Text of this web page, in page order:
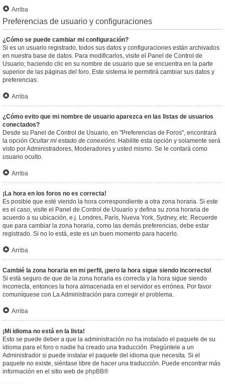
Arriba
Preferencias de usuario y configuraciones
¿Cómo se puede cambiar mi configuración?
Si es un usuario registrado, todos sus datos y configuraciones están archivados
en nuestra base de datos. Para modificarlos, visite el Panel de Control de
Usuario; haciendo clic en su nombre de usuario que se encuentra en la parte
superior de las páginas del foro. Este sistema le permitirá cambiar sus datos y
preferencias.
Arriba
¿Cómo evito que mi nombre de usuario aparezca en las listas de usuarios
conectados?
Desde su Panel de Control de Usuario, en "Preferencias de Foros", encontrará
la opción Ocultar mi estado de conexións. Habilite esta opción y solamente será
visto por Administradores, Moderadores y usted mismo. Se le contará como
usuario oculto.
Arriba
¡La hora en los foros no es correcta!
Es posible que esté viendo la hora correspondiente a otra zona horaria. Si este
es el caso, visite el Panel de Control de Usuario y defina su zona horaria de
acuerdo a su ubicación, e.j. Londres, París, Nueva York, Sydney, etc. Recuerde
que para cambiar la zona horaria, como las demás preferencias, debe estar
registrado. Si no lo está, este es un buen momento para hacerlo.
Arriba
Cambié la zona horaria en mi perfil, ¡pero la hora sigue siendo incorrecto!
Si está seguro de que de la zona horaria es correcta y la hora sigue siendo
incorrecta, entonces la hora almacenada en el servidor es errónea. Por favor
comuníquese con La Administración para corregir el problema.
Arriba
¡Mi idioma no está en la lista!
Esto se puede deber a que la administración no ha instalado el paquete de su
idioma para el foro o nadie ha creado una traducción. Pregúntele a un
Administrador si puede instalar el paquete del idioma que necesita. Si el
paquete no existe, siéntase libre de hacer una traducción. Puede encontrar más
información en el sitio web de phpBB®